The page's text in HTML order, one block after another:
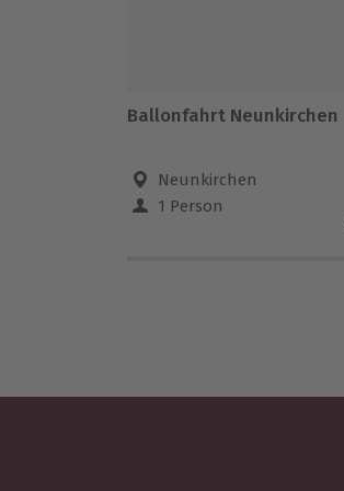
Ballonfahrt Neunkirchen
Neunkirchen
1 Person